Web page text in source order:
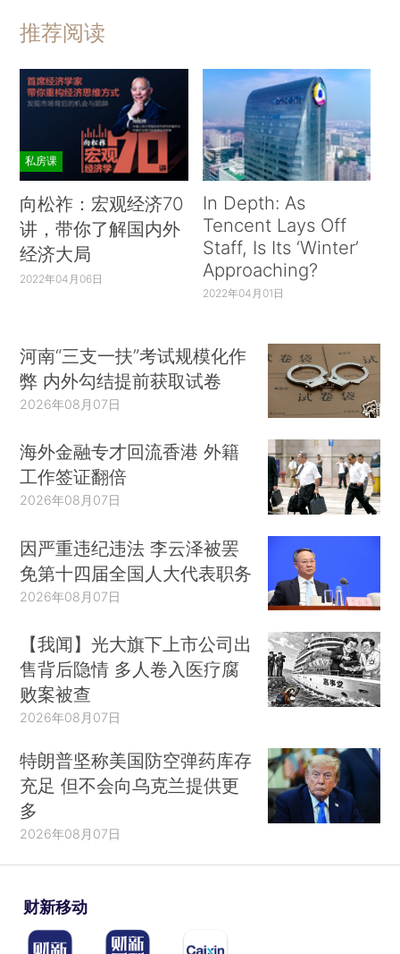
推荐阅读
私房课
向松祚：宏观经济70
讲，带你了解国内外
经济大局
2022年04月06日
In Depth: As
Tencent Lays Off
Staff, Is Its ‘Winter’
Approaching?
2022年04月01日
河南“三支一扶”考试规模化作
弊 内外勾结提前获取试卷
2026年08月07日
海外金融专才回流香港 外籍
工作签证翻倍
2026年08月07日
因严重违纪违法 李云泽被罢
免第十四届全国人大代表职务
2026年08月07日
【我闻】光大旗下上市公司出
售背后隐情 多人卷入医疗腐
败案被查
2026年08月07日
特朗普坚称美国防空弹药库存
充足 但不会向乌克兰提供更
多
2026年08月07日
财新移动